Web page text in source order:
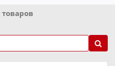
товаров